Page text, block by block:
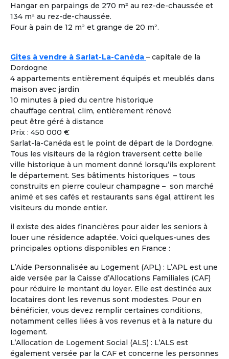
Hangar en parpaings de 270 m² au rez-de-chaussée et
134 m² au rez-de-chaussée.
Four à pain de 12 m² et grange de 20 m².
Gites à vendre à Sarlat-La-Canéda – capitale de la
Dordogne
4 appartements entièrement équipés et meublés dans
maison avec jardin
10 minutes à pied du centre historique
chauffage central, clim, entièrement rénové
peut être géré à distance
Prix : 450 000 €
Sarlat-la-Canéda est le point de départ de la Dordogne.
Tous les visiteurs de la région traversent cette belle
ville historique à un moment donné lorsqu’ils explorent
le département. Ses bâtiments historiques – tous
construits en pierre couleur champagne – son marché
animé et ses cafés et restaurants sans égal, attirent les
visiteurs du monde entier.
il existe des aides financières pour aider les seniors à
louer une résidence adaptée. Voici quelques-unes des
principales options disponibles en France :
L’Aide Personnalisée au Logement (APL) : L’APL est une
aide versée par la Caisse d’Allocations Familiales (CAF)
pour réduire le montant du loyer. Elle est destinée aux
locataires dont les revenus sont modestes. Pour en
bénéficier, vous devez remplir certaines conditions,
notamment celles liées à vos revenus et à la nature du
logement.
L’Allocation de Logement Social (ALS) : L’ALS est
également versée par la CAF et concerne les personnes
Comment rencontrer des co-acheteurs
compatibles ?
Cohabiting Seniors vous met en relation avec des
des différentes visites de logements adaptés à la
cohabitation.
Co-acheter Peu importe | France - Gard
Souhaite investir dans une co
habitation pour partager tout en étant
autonome.
J’aime bricoler. Je peux m’occuper de
l’informatique et de l’administration.
Je possède déjà une propriété en
région centre où je compte à la retraite
partager mon temps la bas et dans une
maison en Occitanie en co partage :
Hérault ou Gard ou Aude.
À la une
Co-acheteur Apport personnel : 200 000 €